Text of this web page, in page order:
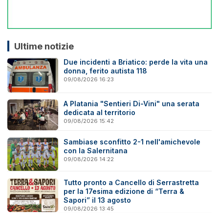
Ultime notizie
Due incidenti a Briatico: perde la vita una
donna, ferito autista 118
09/08/2026 16:23
A Platania "Sentieri Di-Vini" una serata
dedicata al territorio
09/08/2026 15:42
Sambiase sconfitto 2-1 nell'amichevole
con la Salernitana
09/08/2026 14:22
Tutto pronto a Cancello di Serrastretta
per la 17esima edizione di “Terra &
Sapori” il 13 agosto
09/08/2026 13:45